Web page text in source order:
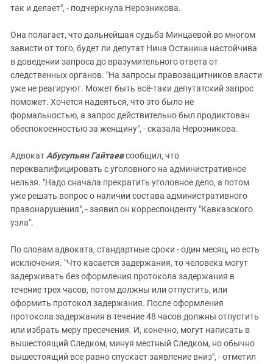
так и делает", - подчеркнула Нерозникова.
Она полагает, что дальнейшая судьба Минцаевой во многом
зависти от того, будет ли депутат Нина Останина настойчива
в доведении запроса до вразумительного ответа от
следственных органов. "На запросы правозащитников власти
уже не реагируют. Может быть всё-таки депутатский запрос
поможет. Хочется надеяться, что это было не
формальностью, а запрос действительно был продиктован
обеспокоенностью за женщину", - сказала Нерозникова.
Адвокат Абусупьян Гайтаевсообщил, что
переквалифицировать с уголовного на административное
нельзя. "Надо сначала прекратить уголовное дело, а потом
уже решать вопрос о наличии состава административного
правонарушения", - заявил он корреспонденту "Кавказского
узла".
По словам адвоката, стандартные сроки - один месяц, но есть
исключения. "Что касается задержания, то человека могут
задерживать без оформления протокола задержания в
течение трех часов, потом должны или отпустить, или
оформить протокол задержания. После оформления
протокола задержания в течение 48 часов должны отпустить
или избрать меру пресечения. И, конечно, могут написать в
вышестоящий Следком, минуя местный Следком, но обычно
вышестоящий все равно спускает заявление вниз", - отметил